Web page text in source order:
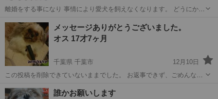
離婚をする事になり 事情により愛犬を飼えなくなります。 どうにかこ
す。 すぐなつきます。 トイレは完璧です。 噛みません。 良 ◆...
兵庫 明石市 ワクチン
メッセージありがとうございました。
オス 17才7ヶ月
千葉県 千葉市
12月10日
この投稿を削除できていないままでした。 お返事できず、ごめんなさ
のことを気にかけて声をかけてくださり 本当にありがとうございまし
千葉 千葉市 シーズー 飼い主
誰かお願いします